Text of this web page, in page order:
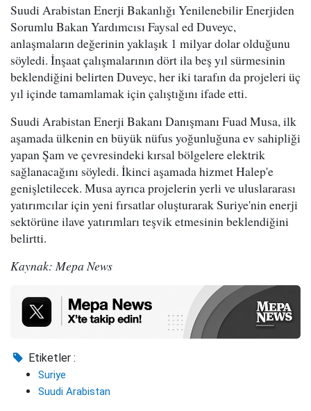
Suudi Arabistan Enerji Bakanlığı Yenilenebilir Enerjiden
Sorumlu Bakan Yardımcısı Faysal ed Duveyc,
anlaşmaların değerinin yaklaşık 1 milyar dolar olduğunu
söyledi. İnşaat çalışmalarının dört ila beş yıl sürmesinin
beklendiğini belirten Duveyc, her iki tarafın da projeleri üç
yıl içinde tamamlamak için çalıştığını ifade etti.
Suudi Arabistan Enerji Bakanı Danışmanı Fuad Musa, ilk
aşamada ülkenin en büyük nüfus yoğunluğuna ev sahipliği
yapan Şam ve çevresindeki kırsal bölgelere elektrik
sağlanacağını söyledi. İkinci aşamada hizmet Halep'e
genişletilecek. Musa ayrıca projelerin yerli ve uluslararası
yatırımcılar için yeni fırsatlar oluşturarak Suriye'nin enerji
sektörüne ilave yatırımları teşvik etmesinin beklendiğini
belirtti.
Kaynak: Mepa News
Etiketler :
Suriye
Suudi Arabistan